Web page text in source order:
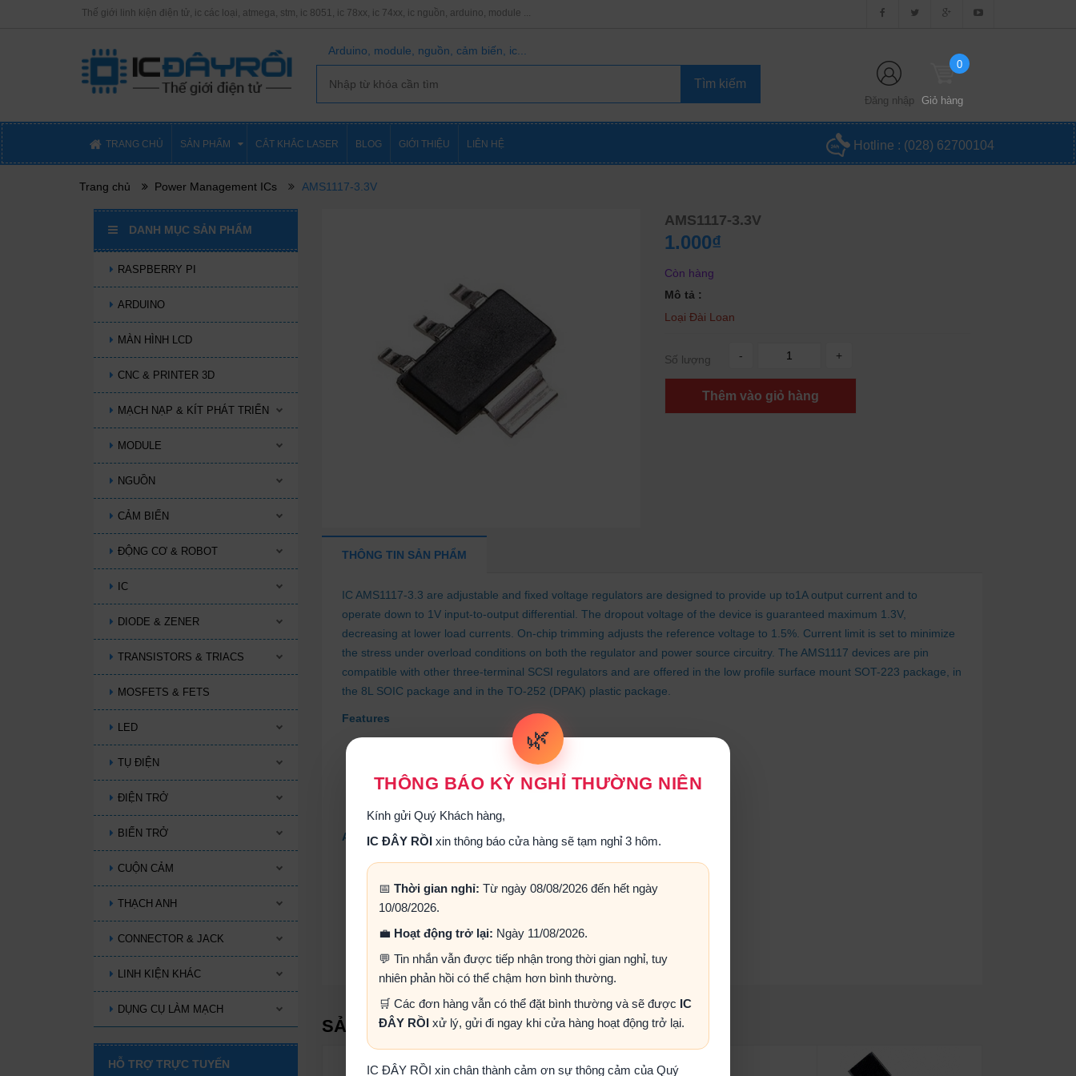
🌿
THÔNG BÁO KỲ NGHỈ THƯỜNG NIÊN
Kính gửi Quý Khách hàng,
IC ĐÂY RỒI xin thông báo cửa hàng sẽ tạm nghỉ 3 hôm.
📅 Thời gian nghỉ: Từ ngày 08/08/2026 đến hết ngày
10/08/2026.
💼 Hoạt động trở lại: Ngày 11/08/2026.
💬 Tin nhắn vẫn được tiếp nhận trong thời gian nghỉ, tuy
nhiên phản hồi có thể chậm hơn bình thường.
🛒 Các đơn hàng vẫn có thể đặt bình thường và sẽ được IC
ĐÂY RỒI xử lý, gửi đi ngay khi cửa hàng hoạt động trở lại.
IC ĐÂY RỒI xin chân thành cảm ơn sự thông cảm của Quý
Thế giới linh kiện điện tử, ic các loại, atmega, stm, ic 8051, ic 78xx, ic 74xx, ic nguồn, arduino, module ...
Arduino, module, nguồn, cảm biến, ic...
Đăng nhập Giỏ hàng
0
TRANG CHỦ SẢN PHẨM CẮT KHẮC LASER BLOG GIỚI THIỆU LIÊN HỆ Hotline : (028) 62700104
Trang chủ Power Management ICs AMS1117-3.3V
DANH MỤC SẢN PHẨM
RASPBERRY PI
ARDUINO
MÀN HÌNH LCD
CNC & PRINTER 3D
MẠCH NẠP & KÍT PHÁT TRIỂN
MODULE
NGUỒN
CẢM BIẾN
ĐỘNG CƠ & ROBOT
IC
DIODE & ZENER
TRANSISTORS & TRIACS
MOSFETS & FETS
LED
TỤ ĐIỆN
ĐIỆN TRỞ
BIẾN TRỞ
CUỘN CẢM
THẠCH ANH
CONNECTOR & JACK
LINH KIỆN KHÁC
DỤNG CỤ LÀM MẠCH
HỖ TRỢ TRỰC TUYẾN
AMS1117-3.3V
1.000₫
Còn hàng
Mô tả :
Loại Đài Loan
Số lượng - +
Thêm vào giỏ hàng
THÔNG TIN SẢN PHẨM
IC AMS1117-3.3 are adjustable and fixed voltage regulators are designed to provide up to1A output current and to
operate down to 1V input-to-output differential. The dropout voltage of the device is guaranteed maximum 1.3V,
decreasing at lower load currents. On-chip trimming adjusts the reference voltage to 1.5%. Current limit is set to minimize
the stress under overload conditions on both the regulator and power source circuitry. The AMS1117 devices are pin
compatible with other three-terminal SCSI regulators and are offered in the low profile surface mount SOT-223 package, in
the 8L SOIC package and in the TO-252 (DPAK) plastic package.
Features
- Three Terminal Adjustable or Fixed Voltage 3.3V
- Operates Down to 1V Dropout
- Line Regulation: 0.2% Max
- SOT-223 Package
Applications
- High Efficiency Linear Regulators
- 5V to 3.3V Linear Regulator
- Battery Chargers
- Power Management for Notebook
- Battery Powered Instrumentation
SẢN PHẨM LIÊN QUAN